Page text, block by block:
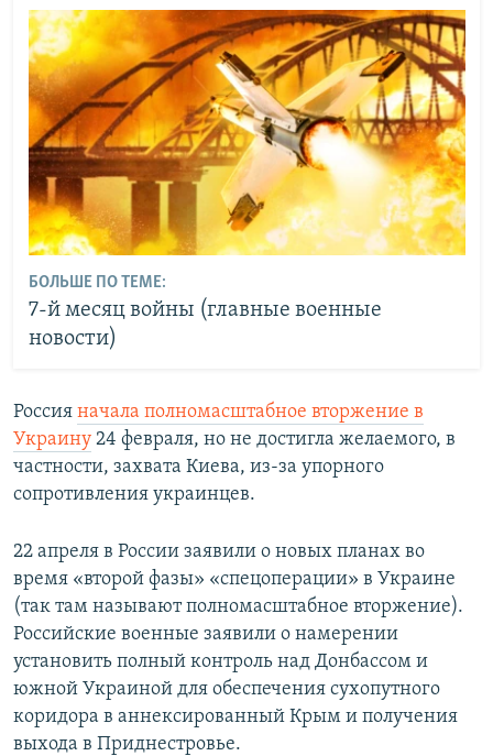
БОЛЬШЕ ПО ТЕМЕ:
7-й месяц войны (главные военные
новости)
Россия начала полномасштабное вторжение в
Украину 24 февраля, но не достигла желаемого, в
частности, захвата Киева, из-за упорного
сопротивления украинцев.
22 апреля в России заявили о новых планах во
время «второй фазы» «спецоперации» в Украине
(так там называют полномасштабное вторжение).
Российские военные заявили о намерении
установить полный контроль над Донбассом и
южной Украиной для обеспечения сухопутного
коридора в аннексированный Крым и получения
выхода в Приднестровье.